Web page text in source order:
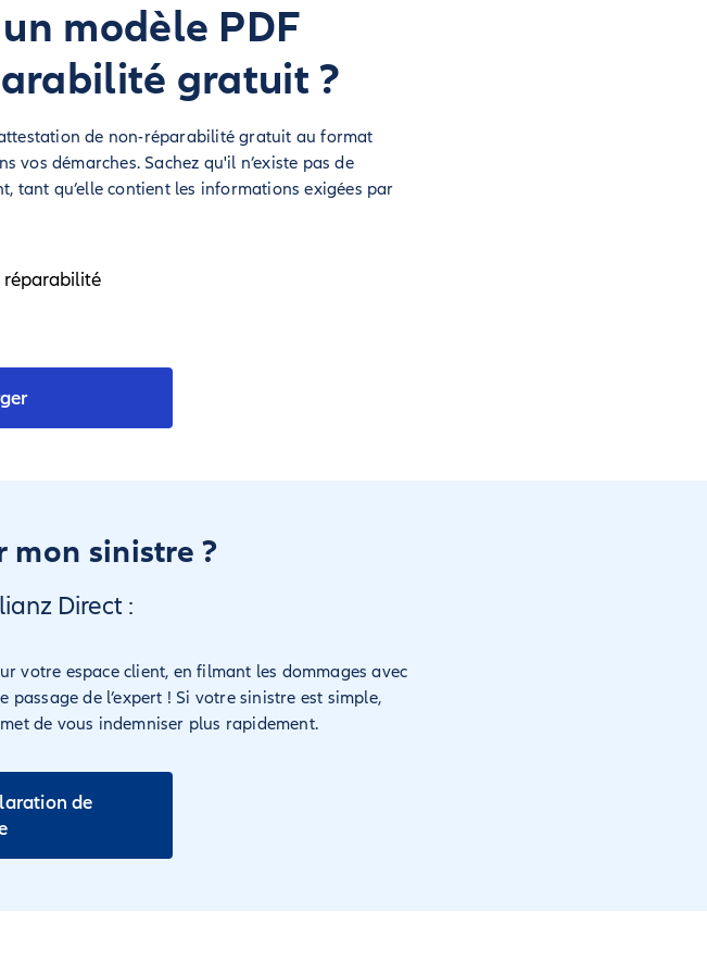
modèle PDF
gratuit ?
de non-réparabilité gratuit au format
vos démarches. Sachez qu'il n’existe pas de
tant qu’elle contient les informations exigées par
mon sinistre ?
Direct :
votre espace client, en filmant les dommages avec
passage de l’expert ! Si votre sinistre est simple,
de vous indemniser plus rapidement.
de